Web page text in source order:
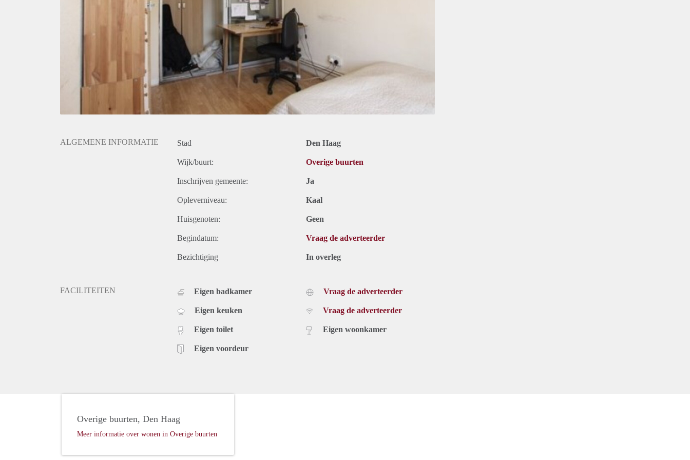
ALGEMENE INFORMATIE Stad Den Haag
Wijk/buurt: Overige buurten
Inschrijven gemeente: Ja
Opleverniveau: Kaal
Huisgenoten: Geen
Begindatum: Vraag de adverteerder
Bezichtiging In overleg
FACILITEITEN Eigen badkamer
Eigen keuken
Eigen toilet
Eigen voordeur
Vraag de adverteerder
Vraag de adverteerder
Eigen woonkamer
Overige buurten, Den Haag
Meer informatie over wonen in Overige buurten